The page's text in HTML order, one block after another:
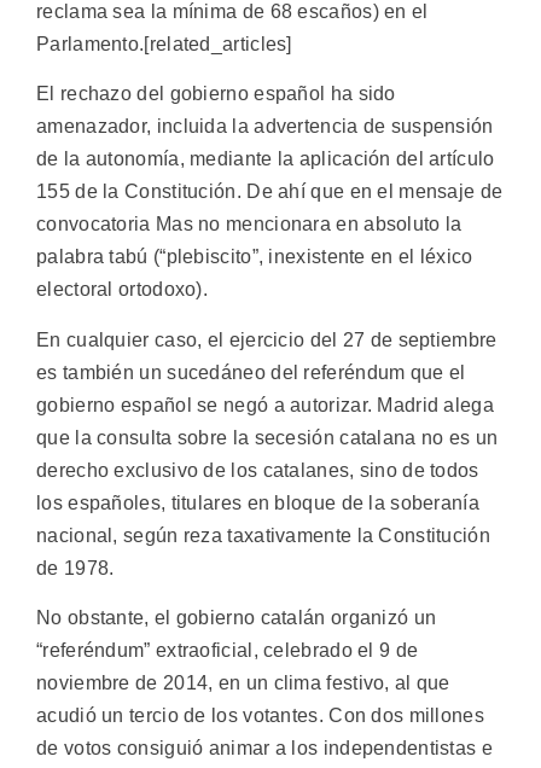
reclama sea la mínima de 68 escaños) en el
Parlamento.[related_articles]
El rechazo del gobierno español ha sido
amenazador, incluida la advertencia de suspensión
de la autonomía, mediante la aplicación del artículo
155 de la Constitución. De ahí que en el mensaje de
convocatoria Mas no mencionara en absoluto la
palabra tabú (“plebiscito”, inexistente en el léxico
electoral ortodoxo).
En cualquier caso, el ejercicio del 27 de septiembre
es también un sucedáneo del referéndum que el
gobierno español se negó a autorizar. Madrid alega
que la consulta sobre la secesión catalana no es un
derecho exclusivo de los catalanes, sino de todos
los españoles, titulares en bloque de la soberanía
nacional, según reza taxativamente la Constitución
de 1978.
No obstante, el gobierno catalán organizó un
“referéndum” extraoficial, celebrado el 9 de
noviembre de 2014, en un clima festivo, al que
acudió un tercio de los votantes. Con dos millones
de votos consiguió animar a los independentistas e